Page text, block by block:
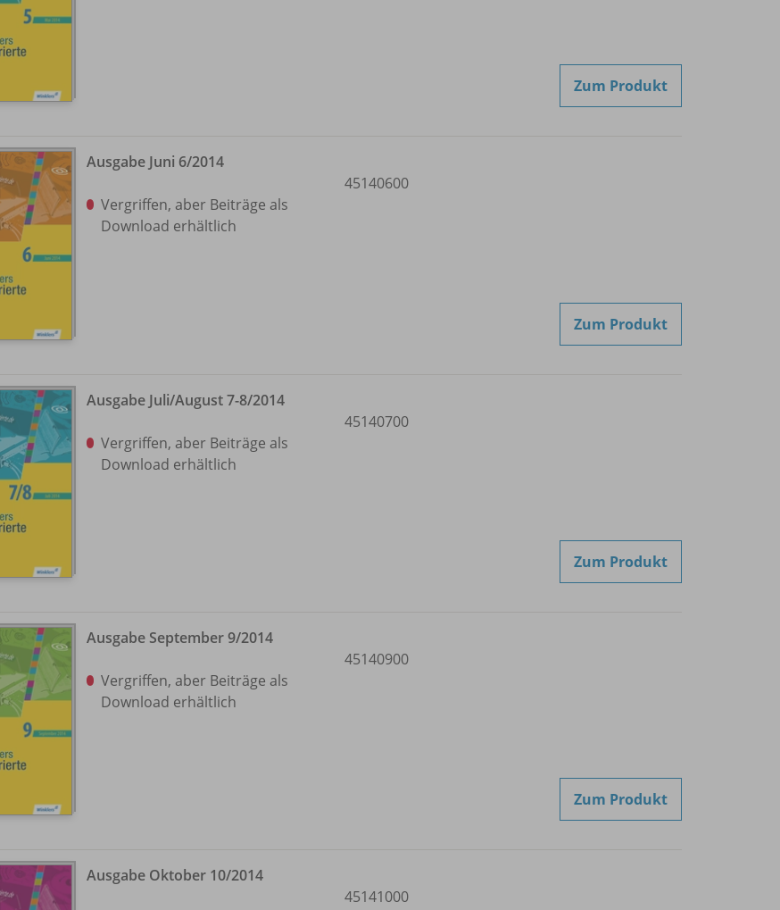
Zum Produkt
Ausgabe Juni 6/2014
Vergriffen, aber Beiträge als
Download erhältlich
45140600
Zum Produkt
Ausgabe Juli/August 7-8/2014
Vergriffen, aber Beiträge als
Download erhältlich
45140700
Zum Produkt
Ausgabe September 9/2014
Vergriffen, aber Beiträge als
Download erhältlich
45140900
Zum Produkt
Ausgabe Oktober 10/2014
45141000